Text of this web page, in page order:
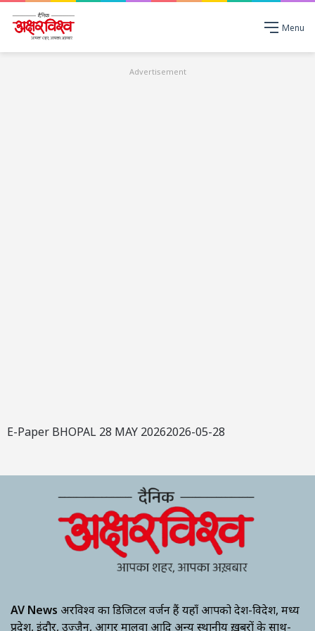
Menu
Advertisement
E-Paper BHOPAL 28 MAY 20262026-05-28
AV News अक्षरविश्व का डिजिटल वर्जन हैं यहाँ आपको देश-विदेश, मध्य
प्रदेश, इंदौर, उज्जैन, आगर मालवा आदि अन्य स्थानीय ख़बरों के साथ-